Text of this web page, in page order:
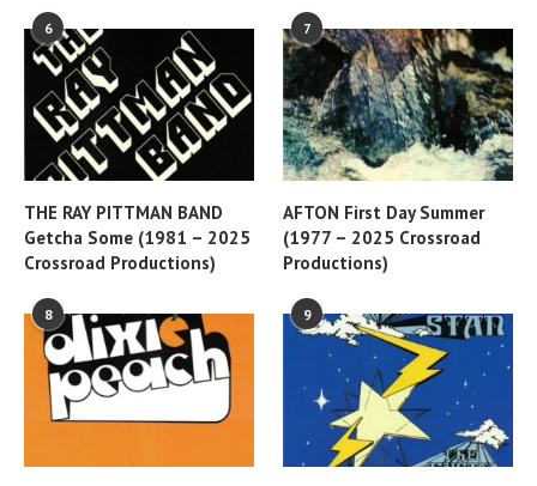
6
THE RAY PITTMAN BAND
Getcha Some (1981 – 2025
Crossroad Productions)
7
AFTON First Day Summer
(1977 – 2025 Crossroad
Productions)
8 9